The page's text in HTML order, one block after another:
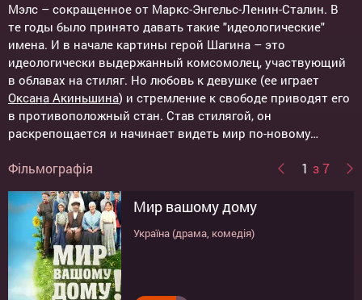
Мэлс – сокращенное от Маркс-Энгельс-Ленин-Сталин. В
те годы было принято давать такие "идеологические"
имена. И в начале картины герой Шагина – это
идеологически выдержанный комсомолец, участвующий
в облавах на стиляг. Но любовь к девушке (ее играет
Оксана Акиньшина) и стремление к свободе приводят его
в противоположный стан. Став стилягой, он
раскрепощается и начинает видеть мир по-новому…
Фільмографія 1 з 7
Мир вашому дому
Україна (драма, комедія)
Молот
Росія (драма)
П'ятниця
Росія (комедія)
Sex, кава, цигарки
Росія (драма, комедія)
В субботу
Россия, Германия, Украина (драма)
Прячься!
Германия, Россия, Великобритания
Стиляги
Россия (комедія, мюзикл)